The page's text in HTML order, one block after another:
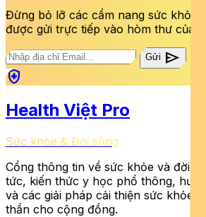
Đừng bỏ lỡ các cẩm nang sức khỏe
được gửi trực tiếp vào hòm thư của
Gửi send
health_and_safety
Health Việt Pro
Sức khỏe & Đời sống
Cổng thông tin về sức khỏe và đời
tức, kiến thức y học phổ thông,
và các giải pháp cải thiện sức khỏe
thần cho cộng đồng.